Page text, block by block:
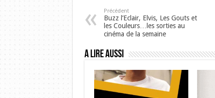
Précédent
Buzz l’Eclair, Elvis, Les Gouts et
les Couleurs…les sorties au
cinéma de la semaine
A lire aussi